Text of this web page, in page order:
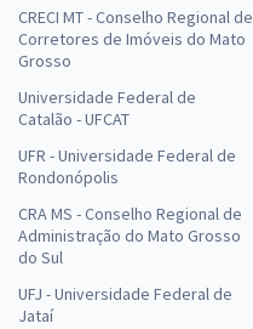
CRECI MT - Conselho Regional de
Corretores de Imóveis do Mato
Grosso
Universidade Federal de
Catalão - UFCAT
UFR - Universidade Federal de
Rondonópolis
CRA MS - Conselho Regional de
Administração do Mato Grosso
do Sul
UFJ - Universidade Federal de
Jataí